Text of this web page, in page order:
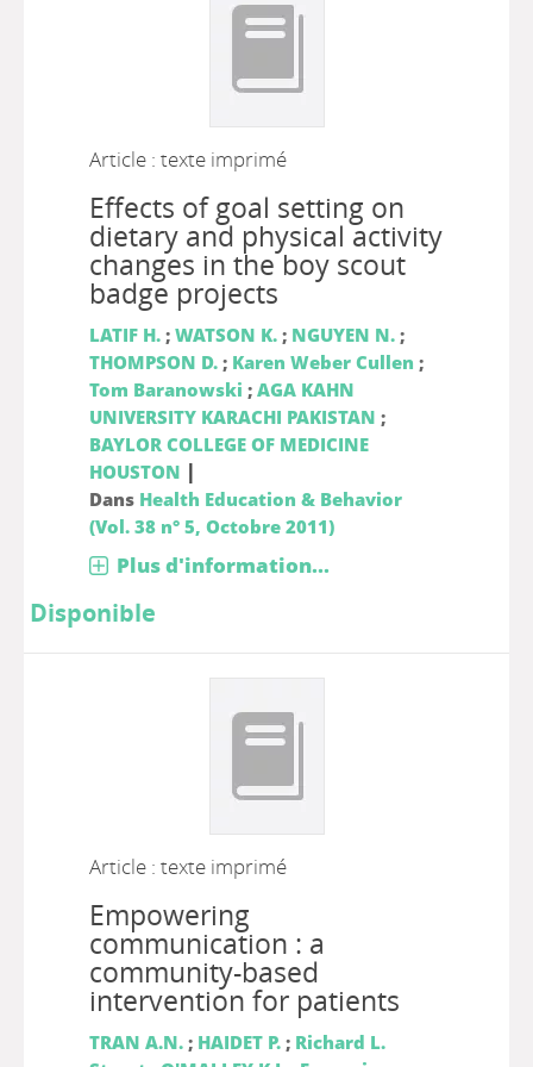
Article : texte imprimé
Effects of goal setting on
dietary and physical activity
changes in the boy scout
badge projects
LATIF H.; WATSON K.; NGUYEN N.;
THOMPSON D.; Karen Weber Cullen ;
Tom Baranowski ; AGA KAHN
UNIVERSITY KARACHI PAKISTAN ;
BAYLOR COLLEGE OF MEDICINE
HOUSTON |
Dans Health Education & Behavior
(Vol. 38 n° 5, Octobre 2011)
Plus d'information...
Disponible
Article : texte imprimé
Empowering
communication : a
community-based
intervention for patients
TRAN A.N.; HAIDET P.; Richard L.